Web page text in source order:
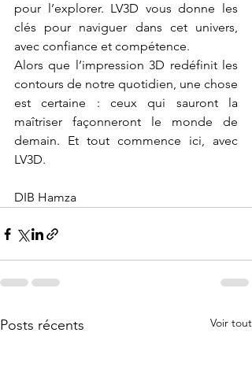
pour l’explorer. LV3D vous donne les
clés pour naviguer dans cet univers,
avec confiance et compétence.
Alors que l’impression 3D redéfinit les
contours de notre quotidien, une chose
est certaine : ceux qui sauront la
maîtriser façonneront le monde de
demain. Et tout commence ici, avec
LV3D.
DIB Hamza
Posts récents Voir tout